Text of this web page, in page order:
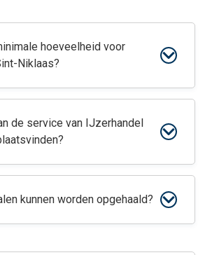
hoeveelheid voor
Niklaas?
de service van IJzerhandel
kunnen worden opgehaald?